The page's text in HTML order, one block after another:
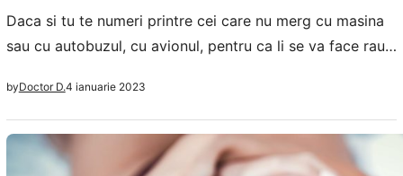
Daca si tu te numeri printre cei care nu merg cu masina
sau cu autobuzul, cu avionul, pentru ca li se va face rau,
procente dintre oameni se confrunta cu aceasta
problema. De la greata sau varsaturi si ameteli mari pana
la senzatie permanenta…
byDoctor D.4 ianuarie 2023